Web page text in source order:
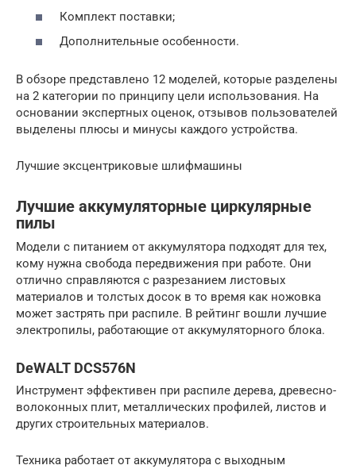
Комплект поставки;
Дополнительные особенности.
В обзоре представлено 12 моделей, которые разделены
на 2 категории по принципу цели использования. На
основании экспертных оценок, отзывов пользователей
выделены плюсы и минусы каждого устройства.
Лучшие эксцентриковые шлифмашины
Лучшие аккумуляторные циркулярные
пилы
Модели с питанием от аккумулятора подходят для тех,
кому нужна свобода передвижения при работе. Они
отлично справляются с разрезанием листовых
материалов и толстых досок в то время как ножовка
может застрять при распиле. В рейтинг вошли лучшие
электропилы, работающие от аккумуляторного блока.
DeWALT DCS576N
Инструмент эффективен при распиле дерева, древесно-
волоконных плит, металлических профилей, листов и
других строительных материалов.
Техника работает от аккумулятора с выходным